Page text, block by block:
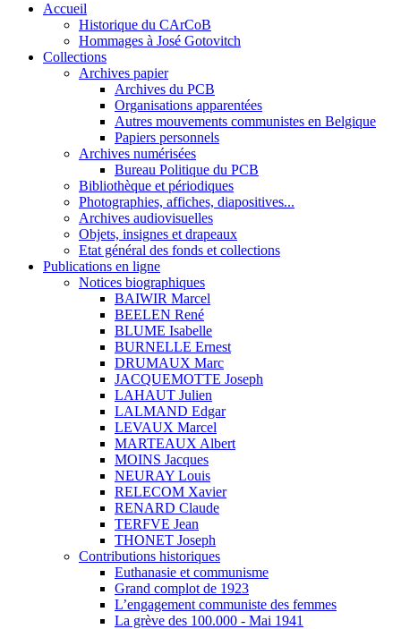
Accueil
Historique du CArCoB
Hommages à José Gotovitch
Collections
Archives papier
Archives du PCB
Organisations apparentées
Autres mouvements communistes en Belgique
Papiers personnels
Archives numérisées
Bureau Politique du PCB
Bibliothèque et périodiques
Photographies, affiches, diapositives...
Archives audiovisuelles
Objets, insignes et drapeaux
Etat général des fonds et collections
Publications en ligne
Notices biographiques
BAIWIR Marcel
BEELEN René
BLUME Isabelle
BURNELLE Ernest
DRUMAUX Marc
JACQUEMOTTE Joseph
LAHAUT Julien
LALMAND Edgar
LEVAUX Marcel
MARTEAUX Albert
MOINS Jacques
NEURAY Louis
RELECOM Xavier
RENARD Claude
TERFVE Jean
THONET Joseph
Contributions historiques
Euthanasie et communisme
Grand complot de 1923
L’engagement communiste des femmes
La grève des 100.000 - Mai 1941